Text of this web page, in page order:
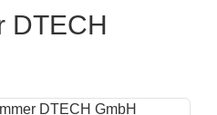
DTECH